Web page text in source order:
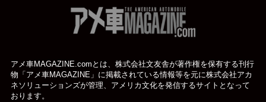
アメ車MAGAZINE.comとは、株式会社文友舎が著作権を保有する刊行
物「アメ車MAGAZINE」に掲載されている情報等を元に株式会社アカ
ネソリューションズが管理、アメリカ文化を発信するサイトとなって
おります。